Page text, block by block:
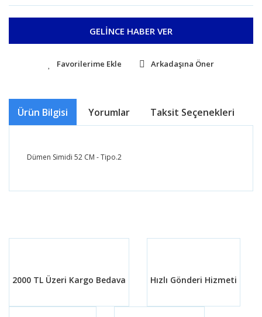
GELİNCE HABER VER
Arkadaşına Öner
Ürün Bilgisi Yorumlar Taksit Seçenekleri
Dümen Simidi 52 CM - Tipo.2
Yorum Yaz
Ürün bilgilerinde hatalar bulunuyor.
2000 TL Üzeri Kargo Bedava Hızlı Gönderi Hizmeti